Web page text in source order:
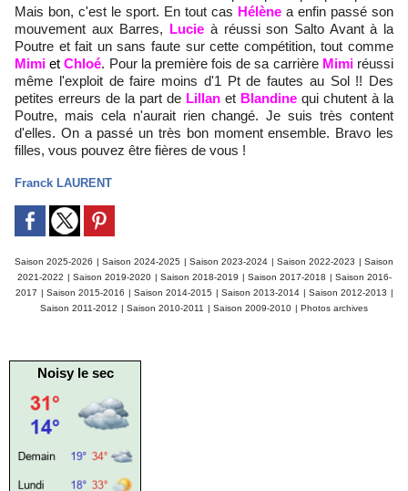
Mais bon, c'est le sport. En tout cas Hélène a enfin passé son
mouvement aux Barres, Lucie à réussi son Salto Avant à la
Poutre et fait un sans faute sur cette compétition, tout comme
Mimiet Chloé. Pour la première fois de sa carrière Mimiréussi
même l'exploit de faire moins d'1 Pt de fautes au Sol !! Des
petites erreurs de la part de Lillan et Blandine qui chutent à la
Poutre, mais cela n'aurait rien changé. Je suis très content
d'elles. On a passé un très bon moment ensemble. Bravo les
filles, vous pouvez être fières de vous !
Franck LAURENT
Saison 2025-2026 | Saison 2024-2025 | Saison 2023-2024 | Saison 2022-2023 | Saison
2021-2022 | Saison 2019-2020 | Saison 2018-2019 | Saison 2017-2018 | Saison 2016-
2017 | Saison 2015-2016 | Saison 2014-2015 | Saison 2013-2014 | Saison 2012-2013 |
Saison 2011-2012 | Saison 2010-2011 | Saison 2009-2010 | Photos archives
Noisy le sec